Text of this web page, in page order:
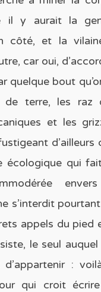
il y aurait la
côté, et la
car oui,
quelque bout
de terre, les raz
et les
d’ailleurs
écologique qui
s’interdit
appels du pied
le seul
d’appartenir :
qui croit